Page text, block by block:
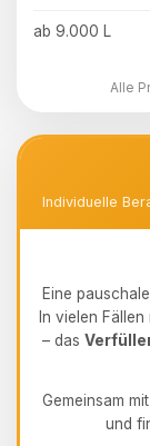
ab 9.000 L
Alle
Individuelle
Eine
In vielen
– das
Gemeinsam
und